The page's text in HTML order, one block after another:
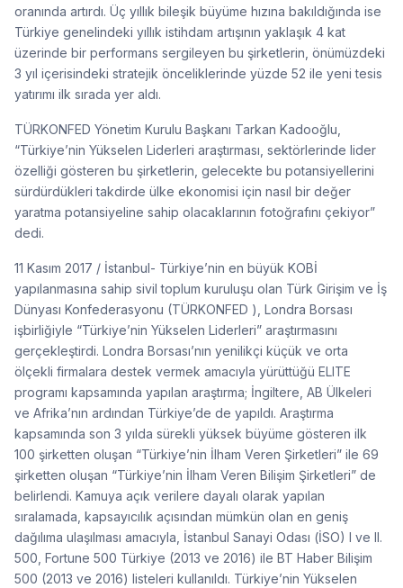
oranında artırdı. Üç yıllık bileşik büyüme hızına bakıldığında ise
Türkiye genelindeki yıllık istihdam artışının yaklaşık 4 kat
üzerinde bir performans sergileyen bu şirketlerin, önümüzdeki
3 yıl içerisindeki stratejik önceliklerinde yüzde 52 ile yeni tesis
yatırımı ilk sırada yer aldı.
TÜRKONFED Yönetim Kurulu Başkanı Tarkan Kadooğlu,
“Türkiye’nin Yükselen Liderleri araştırması, sektörlerinde lider
özelliği gösteren bu şirketlerin, gelecekte bu potansiyellerini
sürdürdükleri takdirde ülke ekonomisi için nasıl bir değer
yaratma potansiyeline sahip olacaklarının fotoğrafını çekiyor”
dedi.
11 Kasım 2017 / İstanbul- Türkiye’nin en büyük KOBİ
yapılanmasına sahip sivil toplum kuruluşu olan Türk Girişim ve İş
Dünyası Konfederasyonu (TÜRKONFED ), Londra Borsası
işbirliğiyle “Türkiye’nin Yükselen Liderleri” araştırmasını
gerçekleştirdi. Londra Borsası’nın yenilikçi küçük ve orta
ölçekli firmalara destek vermek amacıyla yürüttüğü ELITE
programı kapsamında yapılan araştırma; İngiltere, AB Ülkeleri
ve Afrika’nın ardından Türkiye’de de yapıldı. Araştırma
kapsamında son 3 yılda sürekli yüksek büyüme gösteren ilk
100 şirketten oluşan “Türkiye’nin İlham Veren Şirketleri” ile 69
şirketten oluşan “Türkiye’nin İlham Veren Bilişim Şirketleri” de
belirlendi. Kamuya açık verilere dayalı olarak yapılan
sıralamada, kapsayıcılık açısından mümkün olan en geniş
dağılıma ulaşılması amacıyla, İstanbul Sanayi Odası (İSO) I ve II.
500, Fortune 500 Türkiye (2013 ve 2016) ile BT Haber Bilişim
500 (2013 ve 2016) listeleri kullanıldı. Türkiye’nin Yükselen